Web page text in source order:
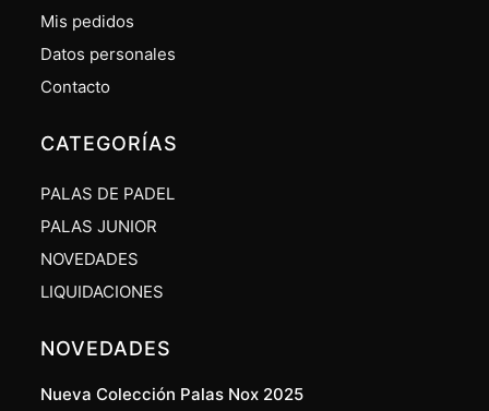
Mis pedidos
Datos personales
Contacto
CATEGORÍAS
PALAS DE PADEL
PALAS JUNIOR
NOVEDADES
LIQUIDACIONES
NOVEDADES
Nueva Colección Palas Nox 2025